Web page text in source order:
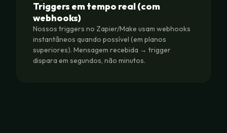
Triggers em tempo real (com
webhooks)
Nossos triggers no Zapier/Make usam webhooks
instantâneos quando possível (em planos
superiores). Mensagem recebida → trigger
dispara em segundos, não minutos.